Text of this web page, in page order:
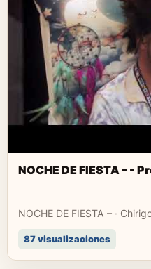
NOCHE DE FIESTA – -
NOCHE DE FIESTA – ·
87 visualizaciones